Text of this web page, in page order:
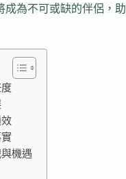
成為不可或缺的伴侶，助
機遇